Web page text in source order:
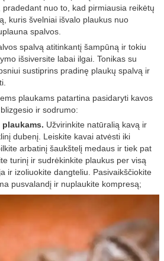
nuo to, kad pirmiausia reikėtų
kuris švelniai išvalo plaukus nuo
spalvos.
spalvą atitinkantį šampūną ir tokiu
išsiversite labai ilgai. Tonikas su
sustiprins pradinę plaukų spalvą ir
plaukams patartina pasidaryti kavos
ir sodrumo:
Užvirinkite natūralią kavą ir
dubenį. Leiskite kavai atvėsti iki
arbatinį šaukštelį medaus ir tiek pat
turinį ir sudrėkinkite plaukus per visą
ir izoliuokite dangteliu. Pasivaikščiokite
pusvalandį ir nuplaukite kompresą;